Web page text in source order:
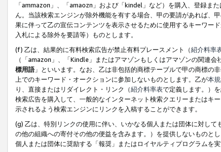
「ammazon」、「amaozn」および「kindel」など）を購入、登録ま
ん。当該検索エンジンが除外機能を有する場合、甲の要請があれば、
果に伴って乙の宣伝コンテンツを表示させるために使用するキーワー
入札による除外を要請等）ものとします。
(f) 乙は、結果的に有料検索広告が禁止有料プレースメント（紹介料率
（「amazon」、「Kindle」またはアマゾンもしくはアマゾンの関連
標用語」といいます。なお、乙は非包括的商標テーブルで甲の商標の
上でのキーワード・オークションに参加しないものとします。乙が本
り、直接またはリダイレクト・リンク（紹介料率表で定義します。）
検索広告を購入して、一般的なインターネット検索クエリーまたはキ
示されるよう検索エンジンにリンクを入稿することができます。
(g) 乙は、特別リンクの使用に伴い、いかなる個人または団体に対し
の他の組織への寄付その他の便益を含みます。）を提供しないものと
個人または団体に奨励する「報奨」またはロイヤルティプログラムを